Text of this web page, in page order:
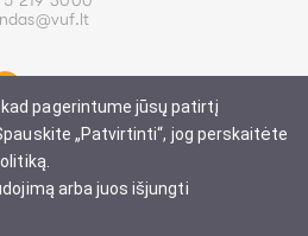
pagerintume jūsų patirtį
„Patvirtinti“, jog perskaitėte
arba juos išjungti